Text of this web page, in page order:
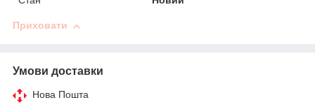
Приховати
Умови доставки
Нова Пошта